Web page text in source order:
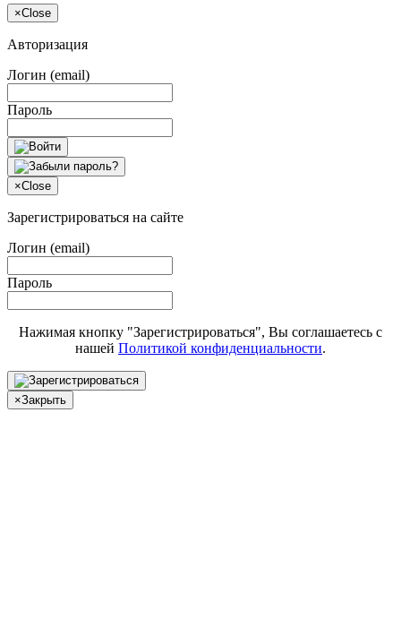
×Close
Авторизация
Логин (email)
Пароль
×Close
Зарегистрироваться на сайте
Логин (email)
Пароль
Нажимая кнопку "Зарегистрироваться", Вы соглашаетесь с
нашей Политикой конфиденциальности.
×Закрыть